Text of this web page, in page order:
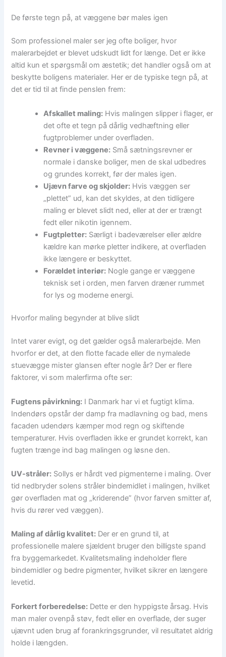
De første tegn på, at væggene bør males igen
Som professionel maler ser jeg ofte boliger, hvor
malerarbejdet er blevet udskudt lidt for længe. Det er ikke
altid kun et spørgsmål om æstetik; det handler også om at
beskytte boligens materialer. Her er de typiske tegn på, at
det er tid til at finde penslen frem:
Afskallet maling: Hvis malingen slipper i flager, er
det ofte et tegn på dårlig vedhæftning eller
fugtproblemer under overfladen.
Revner i væggene: Små sætningsrevner er
normale i danske boliger, men de skal udbedres
og grundes korrekt, før der males igen.
Ujævn farve og skjolder: Hvis væggen ser
„plettet” ud, kan det skyldes, at den tidligere
maling er blevet slidt ned, eller at der er trængt
fedt eller nikotin igennem.
Fugtpletter: Særligt i badeværelser eller ældre
kældre kan mørke pletter indikere, at overfladen
ikke længere er beskyttet.
Forældet interiør: Nogle gange er væggene
teknisk set i orden, men farven dræner rummet
for lys og moderne energi.
Hvorfor maling begynder at blive slidt
Intet varer evigt, og det gælder også malerarbejde. Men
hvorfor er det, at den flotte facade eller de nymalede
stuevægge mister glansen efter nogle år? Der er flere
faktorer, vi som malerfirma ofte ser:
Fugtens påvirkning: I Danmark har vi et fugtigt klima.
Indendørs opstår der damp fra madlavning og bad, mens
facaden udendørs kæmper mod regn og skiftende
temperaturer. Hvis overfladen ikke er grundet korrekt, kan
fugten trænge ind bag malingen og løsne den.
UV-stråler: Sollys er hårdt ved pigmenterne i maling. Over
tid nedbryder solens stråler bindemidlet i malingen, hvilket
gør overfladen mat og „kriderende” (hvor farven smitter af,
hvis du rører ved væggen).
Maling af dårlig kvalitet: Der er en grund til, at
professionelle malere sjældent bruger den billigste spand
fra byggemarkedet. Kvalitetsmaling indeholder flere
bindemidler og bedre pigmenter, hvilket sikrer en længere
levetid.
Forkert forberedelse: Dette er den hyppigste årsag. Hvis
man maler ovenpå støv, fedt eller en overflade, der suger
ujævnt uden brug af forankringsgrunder, vil resultatet aldrig
holde i længden.